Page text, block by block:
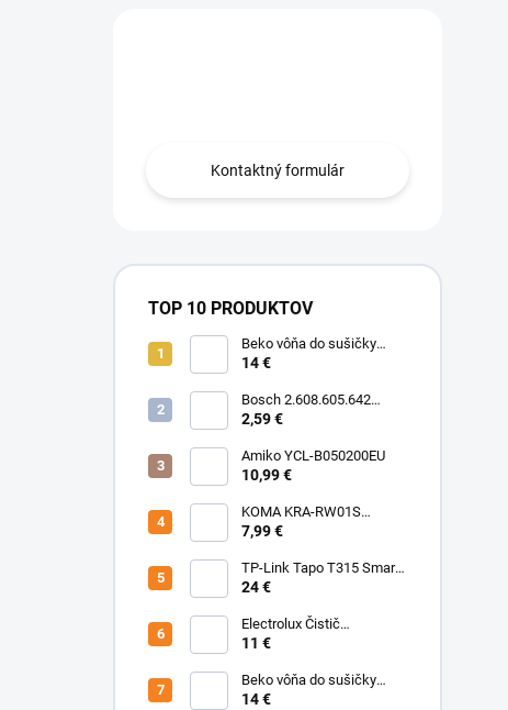
Kontaktný formulár
TOP 10 PRODUKTOV
Beko vôňa do sušičky
Floral BFFL16 Chémia
14 €
Bosch 2.608.605.642
Brúsny list C430, 5-kusové
2,59 €
Amiko YCL-B050200EU
10,99 €
KOMA KRA-RW01S
(Rowenta Ru,Rb) Sáčky
7,99 €
TP-Link Tapo T315 Smart
teplotný a vlhkostný
24 €
Electrolux Čistič
nerezových povrchov
11 €
Beko vôňa do sušičky
Fresh BFFR16 Chémia
14 €